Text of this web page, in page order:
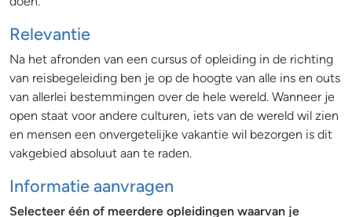
Relevantie
Na het afronden van een cursus of opleiding in de richting
van reisbegeleiding ben je op de hoogte van alle ins en outs
van allerlei bestemmingen over de hele wereld. Wanneer je
open staat voor andere culturen, iets van de wereld wil zien
en mensen een onvergetelijke vakantie wil bezorgen is dit
vakgebied absoluut aan te raden.
Informatie aanvragen
Selecteer één of meerdere opleidingen waarvan je